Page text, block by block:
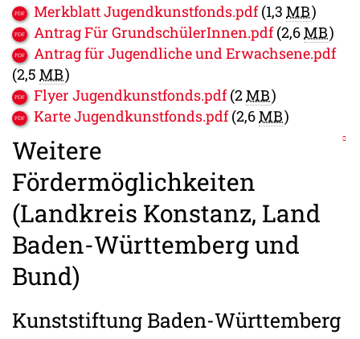
Merkblatt Jugendkunstfonds.pdf (1,3 MB)
Antrag Für GrundschülerInnen.pdf (2,6MB)
Antrag für Jugendliche und Erwachsene.pdf
(2,5 MB)
Flyer Jugendkunstfonds.pdf (2MB)
Karte Jugendkunstfonds.pdf (2,6MB)
Weitere
Fördermöglichkeiten
(Landkreis Konstanz, Land
Baden-Württemberg und
Bund)
Kunststiftung Baden-Württemberg